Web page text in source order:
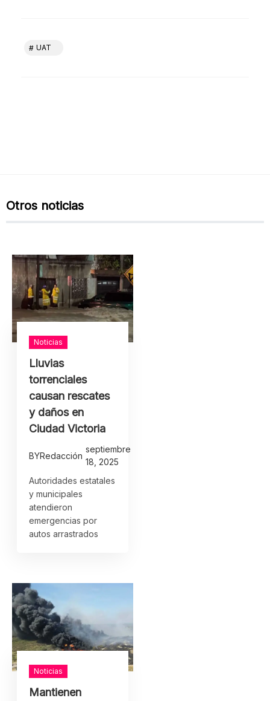
UAT
Otros noticias
Noticias
Lluvias
torrenciales
causan rescates
y daños en
Ciudad Victoria
BYRedacción
septiembre
18, 2025
Autoridades estatales
y municipales
atendieron
emergencias por
autos arrastrados
Noticias
Mantienen